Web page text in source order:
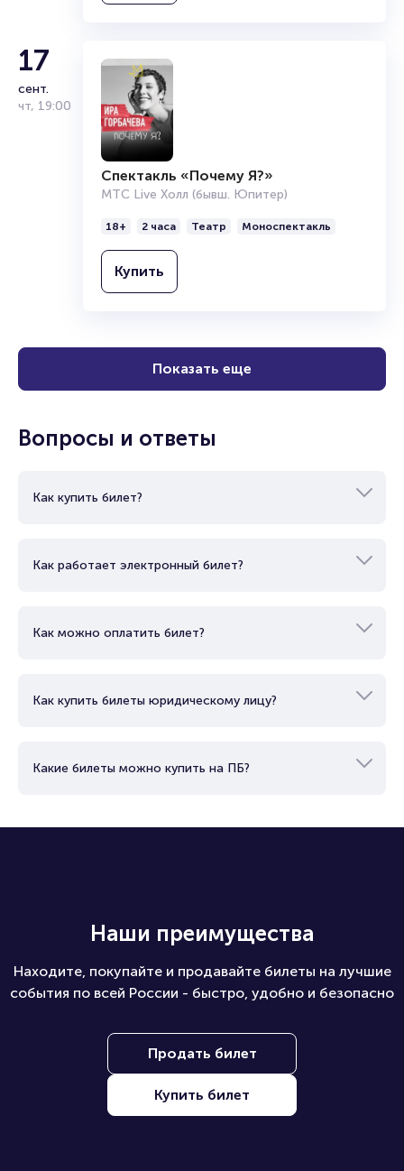
17
сент.
чт, 19:00
Спектакль «Почему Я?»
МТС Live Холл (бывш. Юпитер)
18+ 2 часа Театр Моноспектакль
Купить
Показать еще
Вопросы и ответы
Как купить билет?
Как работает электронный билет?
Как можно оплатить билет?
Как купить билеты юридическому лицу?
Какие билеты можно купить на ПБ?
Наши преимущества
Находите, покупайте и продавайте билеты на лучшие
события по всей России - быстро, удобно и безопасно
Продать билет
Купить билет